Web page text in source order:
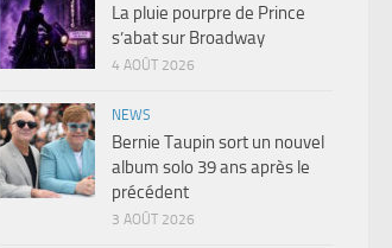
La pluie pourpre de Prince
s’abat sur Broadway
4 AOÛT 2026
NEWS
Bernie Taupin sort un nouvel
album solo 39 ans après le
précédent
3 AOÛT 2026